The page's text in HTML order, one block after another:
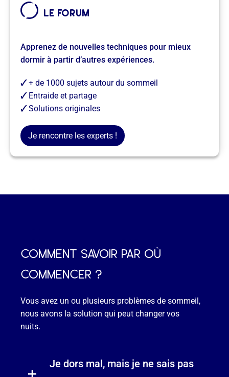
Je rencontre des insomniaques comme moi →
le forum
Apprenez de nouvelles techniques pour mieux
dormir à partir d’autres expériences.
🗸+ de 1000 sujets autour du sommeil
🗸Entraide et partage
🗸Solutions originales
Je rencontre les experts !
comment savoir par où
commencer ?
Vous avez un ou plusieurs problèmes de sommeil,
nous avons la solution qui peut changer vos
nuits.
Je dors mal, mais je ne sais pas